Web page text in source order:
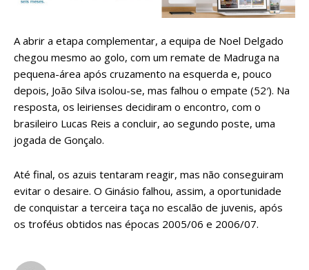
A abrir a etapa complementar, a equipa de Noel Delgado
chegou mesmo ao golo, com um remate de Madruga na
pequena-área após cruzamento na esquerda e, pouco
depois, João Silva isolou-se, mas falhou o empate (52′). Na
resposta, os leirienses decidiram o encontro, com o
brasileiro Lucas Reis a concluir, ao segundo poste, uma
jogada de Gonçalo.
Até final, os azuis tentaram reagir, mas não conseguiram
evitar o desaire. O Ginásio falhou, assim, a oportunidade
de conquistar a terceira taça no escalão de juvenis, após
os troféus obtidos nas épocas 2005/06 e 2006/07.